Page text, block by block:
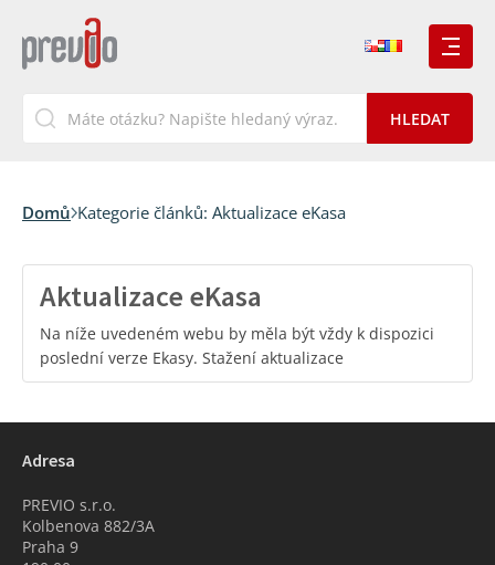
Domů Kategorie článků: Aktualizace eKasa
Aktualizace eKasa
Na níže uvedeném webu by měla být vždy k dispozici
poslední verze Ekasy. Stažení aktualizace
Adresa
PREVIO s.r.o.
Kolbenova 882/3A
Praha 9